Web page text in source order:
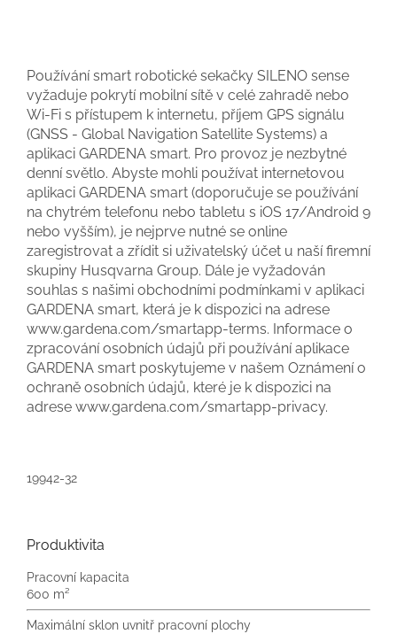
Používání smart robotické sekačky SILENO sense
vyžaduje pokrytí mobilní sítě v celé zahradě nebo
Wi-Fi s přístupem k internetu, příjem GPS signálu
(GNSS - Global Navigation Satellite Systems) a
aplikaci GARDENA smart. Pro provoz je nezbytné
denní světlo. Abyste mohli používat internetovou
aplikaci GARDENA smart (doporučuje se používání
na chytrém telefonu nebo tabletu s iOS 17/Android 9
nebo vyšším), je nejprve nutné se online
zaregistrovat a zřídit si uživatelský účet u naší firemní
skupiny Husqvarna Group. Dále je vyžadován
souhlas s našimi obchodními podmínkami v aplikaci
GARDENA smart, která je k dispozici na adrese
www.gardena.com/smartapp-terms. Informace o
zpracování osobních údajů při používání aplikace
GARDENA smart poskytujeme v našem Oznámení o
ochraně osobních údajů, které je k dispozici na
adrese www.gardena.com/smartapp-privacy.
19942-32
Produktivita
Pracovní kapacita
600 m²
Maximální sklon uvnitř pracovní plochy